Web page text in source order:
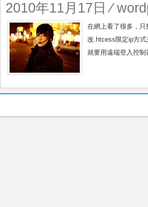
2010年11月17日 ⁄
在網上看了很多，
改.htcess限定ip方
就要用遠端登入控